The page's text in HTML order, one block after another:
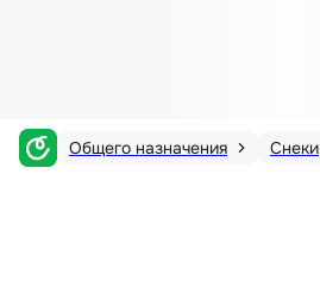
Общего назначения Снеки